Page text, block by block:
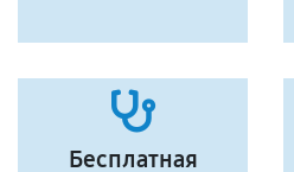
Бесплатная